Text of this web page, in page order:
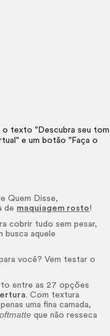
Quem Disse,
de maquiagem rosto!
cobrir tudo sem pesar,
busca aquele
você? Vem testar o
entre as 27 opções
. Com textura
uma fina camada,
que não resseca